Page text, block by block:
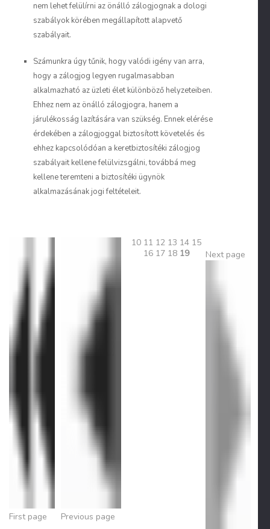
nem lehet felülírni az önálló zálogjognak a dologi
szabályok körében megállapított alapvető
szabályait.
Számunkra úgy tűnik, hogy valódi igény van arra,
hogy a zálogjog legyen rugalmasabban
alkalmazható az üzleti élet különböző helyzeteiben.
Ehhez nem az önálló zálogjogra, hanem a
járulékosság lazítására van szükség. Ennek elérése
érdekében a zálogjoggal biztosított követelés és
ehhez kapcsolódóan a keretbiztosítéki zálogjog
szabályait kellene felülvizsgálni, továbbá meg
kellene teremteni a biztosítéki ügynök
alkalmazásának jogi feltételeit.
First page Previous page
10 11 12 13 14 15
16 17 18 19 Next page